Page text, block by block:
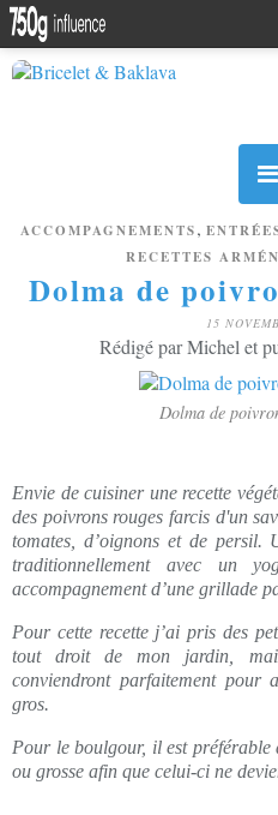
ACCOMPAGNEMENTS,
RECETTES
Dolma de
15
Rédigé par Michel et
Dolma de
Envie de cuisiner une recette
des poivrons rouges farcis d'un
tomates, d’oignons et de
traditionnellement avec un
accompagnement d’une grillade
Pour cette recette j’ai pris des
tout droit de mon jardin,
conviendront parfaitement pour
gros.
Pour le boulgour, il est préférable
ou grosse afin que celui-ci ne